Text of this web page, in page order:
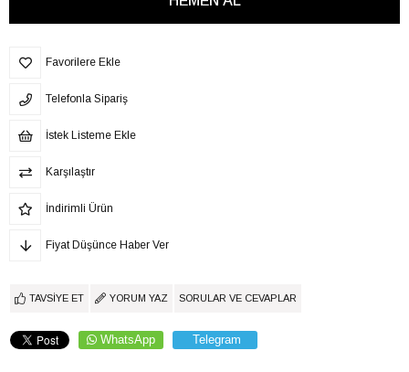
Favorilere Ekle
Telefonla Sipariş
İstek Listeme Ekle
Karşılaştır
İndirimli Ürün
Fiyat Düşünce Haber Ver
TAVSIYE ET YORUM YAZ SORULAR VE CEVAPLAR
WhatsApp Telegram